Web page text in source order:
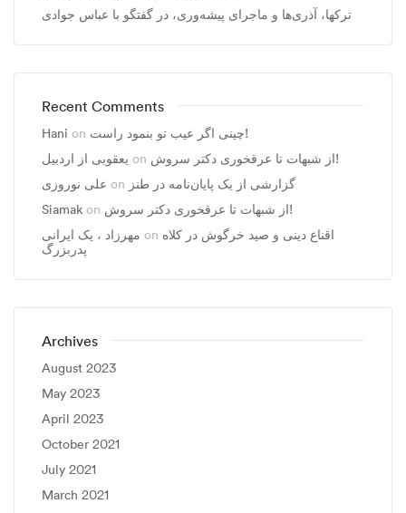
ترکها، آذری‌ها و ماجرای پیشه‌وری، در گفتگو با عباس جوادی
Recent Comments
Hani on
چینی اگر عیب تو بنمود راست!
یعقوبی از اردبیل on
از شبهات تا عرقخوری دکتر سروش!
علی نوروزی on گزارشی از یک پایان‌نامه در طنز
Siamak on
از شبهات تا عرقخوری دکتر سروش!
مهرزاد ، يک ايرانی on اقناع دینی و صید خرگوش در کلاه
پدربزرگ
Archives
August 2023
May 2023
April 2023
October 2021
July 2021
March 2021